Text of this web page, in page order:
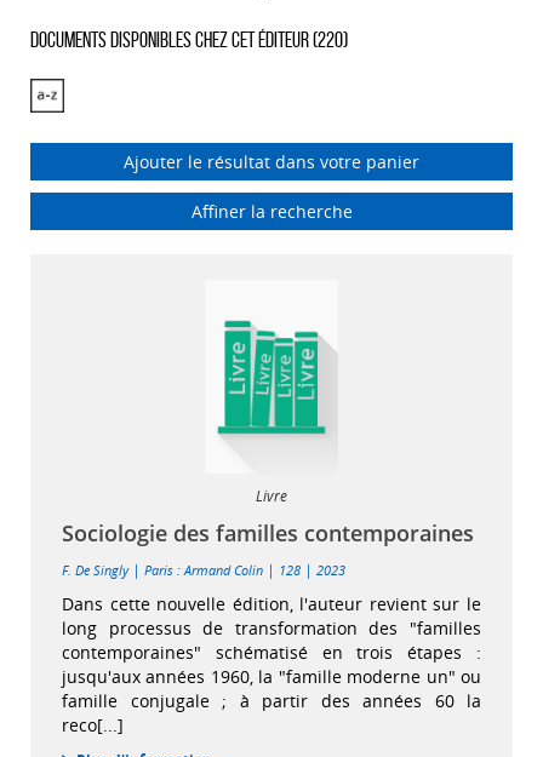
Documents disponibles chez cet éditeur (220)
Ajouter le résultat dans votre panier
Affiner la recherche
Livre
Sociologie des familles contemporaines
F. De Singly | Paris : Armand Colin | 128 | 2023
Dans cette nouvelle édition, l'auteur revient sur le
long processus de transformation des "familles
contemporaines" schématisé en trois étapes :
jusqu'aux années 1960, la "famille moderne un" ou
famille conjugale ; à partir des années 60 la
reco[...]